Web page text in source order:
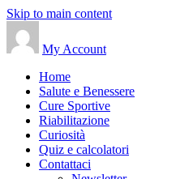
Skip to main content
My Account
Home
Salute e Benessere
Cure Sportive
Riabilitazione
Curiosità
Quiz e calcolatori
Contattaci